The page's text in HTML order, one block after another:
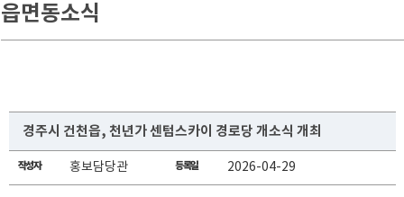
읍면동소식
경주시 건천읍, 천년가 센텀스카이 경로당 개소식 개최
작성자 홍보담당관 등록일 2026-04-29